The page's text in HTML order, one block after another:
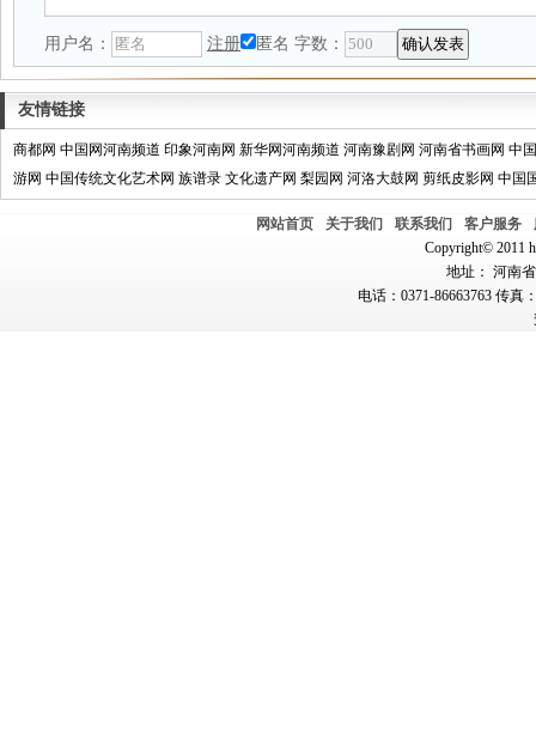
用户名： 注册 匿名 字数：
友情链接
商都网 中国网河南频道 印象河南网 新华网河南频道 河南豫剧网 河南省书画网 中
游网 中国传统文化艺术网 族谱录 文化遗产网 梨园网 河洛大鼓网 剪纸皮影网 中国
网站首页 关于我们 联系我们 客户服务
Copyright© 2011
地址： 河南
电话：0371-86663763 传真